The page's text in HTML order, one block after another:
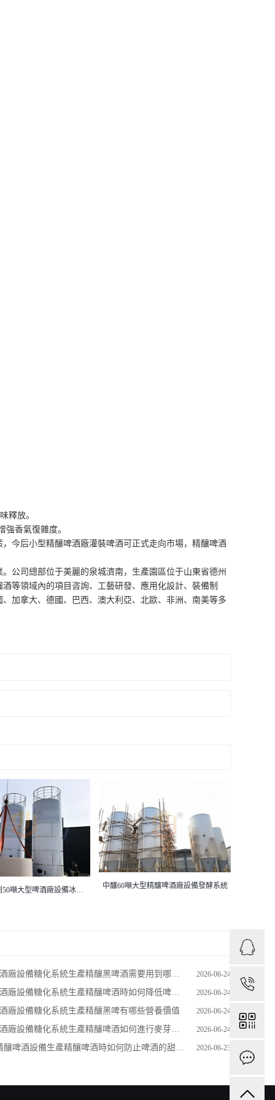
釋放。
香氣復雜度。
后小型精釀啤酒廠灌裝啤酒可正式走向市場，精釀啤酒
公司總部位于美麗的泉城濟南，生產園區位于山東省德州
等領域內的項目咨詢、工藝研發、應用化設計、裝備制
加拿大、德國、巴西、澳大利亞、北歐、非洲、南美等多
精釀啤酒廠設備發酵系統
設備糖化系統生產精釀黑啤酒需要用到哪些種類的啤酒花 2026-06-24
設備糖化系統生產精釀啤酒時如何降低啤酒的整體酸度 2026-06-24
廠設備糖化系統生產精釀黑啤有哪些營養價值 2026-06-24
廠設備糖化系統生產精釀啤酒如何進行麥芽發芽 2026-06-24
啤酒設備生產精釀啤酒時如何防止啤酒的甜味過重 2026-06-23